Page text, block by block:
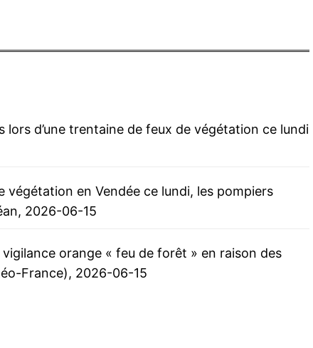
d’une trentaine de feux de végétation ce lundi
végétation en Vendée ce lundi, les pompiers
2026-06-15
vigilance orange « feu de forêt » en raison des
France), 2026-06-15